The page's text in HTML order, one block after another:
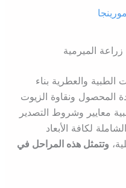
الميرمية
الطبية والعطرية بناء
المحصول ونقاوة الزيوت
معايير وشروط التصدير
لكافة الأبعاد
وتتمثل هذه المراحل في